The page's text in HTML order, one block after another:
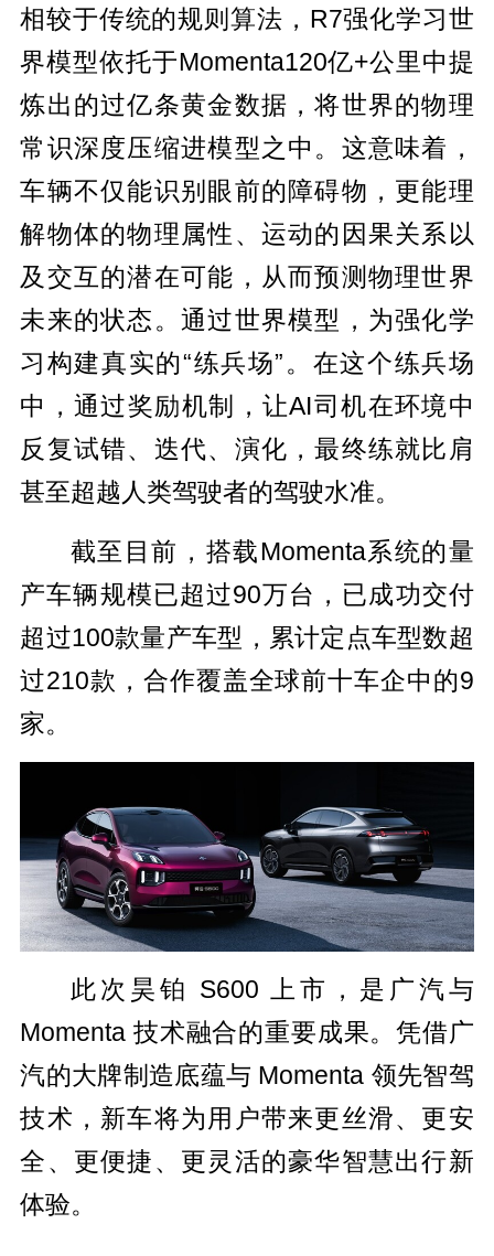
相较于传统的规则算法，R7强化学习世
界模型依托于Momenta120亿+公里中提
炼出的过亿条黄金数据，将世界的物理
常识深度压缩进模型之中。这意味着，
车辆不仅能识别眼前的障碍物，更能理
解物体的物理属性、运动的因果关系以
及交互的潜在可能，从而预测物理世界
未来的状态。通过世界模型，为强化学
习构建真实的“练兵场”。在这个练兵场
中，通过奖励机制，让AI司机在环境中
反复试错、迭代、演化，最终练就比肩
甚至超越人类驾驶者的驾驶水准。
截至目前，搭载Momenta系统的量
产车辆规模已超过90万台，已成功交付
超过100款量产车型，累计定点车型数超
过210款，合作覆盖全球前十车企中的9
家。
此次昊铂 S600 上市，是广汽与
Momenta 技术融合的重要成果。凭借广
汽的大牌制造底蕴与 Momenta 领先智驾
技术，新车将为用户带来更丝滑、更安
全、更便捷、更灵活的豪华智慧出行新
体验。